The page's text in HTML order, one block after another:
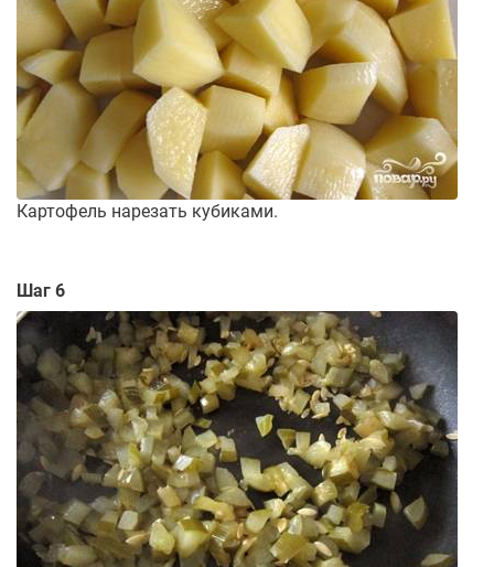
Картофель нарезать кубиками.
Шаг 6